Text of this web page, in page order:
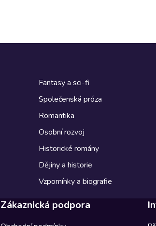
Fantasy a sci-fi
Společenská próza
Romantika
Osobní rozvoj
Historické romány
Dějiny a historie
Vzpomínky a biografie
Zákaznická podpora